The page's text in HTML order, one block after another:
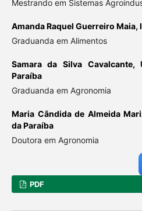
Mestrando em Sistemas
Amanda Raquel Guerreiro Maia,
Graduanda em Alimentos
Samara da Silva Cavalcante,
Paraíba
Graduanda em Agronomia
Maria Cândida de Almeida
da Paraíba
Doutora em Agronomia
PDF